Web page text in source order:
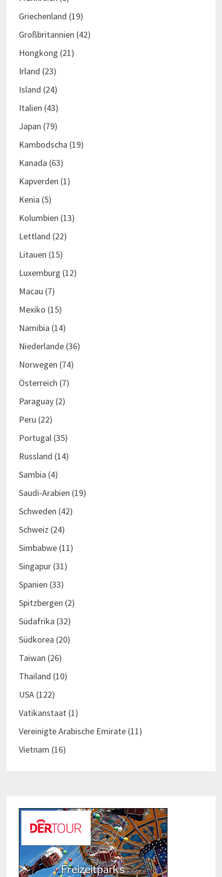
Griechenland (19)
Großbritannien (42)
Hongkong (21)
Irland (23)
Island (24)
Italien (43)
Japan (79)
Kambodscha (19)
Kanada (63)
Kapverden (1)
Kenia (5)
Kolumbien (13)
Lettland (22)
Litauen (15)
Luxemburg (12)
Macau (7)
Mexiko (15)
Namibia (14)
Niederlande(36)
Norwegen (74)
Österreich (7)
Paraguay(2)
Peru (22)
Portugal(35)
Russland (14)
Sambia (4)
Saudi-Arabien (19)
Schweden (42)
Schweiz (24)
Simbabwe(11)
Singapur(31)
Spanien (33)
Spitzbergen (2)
Südafrika (32)
Südkorea (20)
Taiwan (26)
Thailand (10)
USA(122)
Vatikanstaat(1)
Vereinigte Arabische Emirate(11)
Vietnam (16)